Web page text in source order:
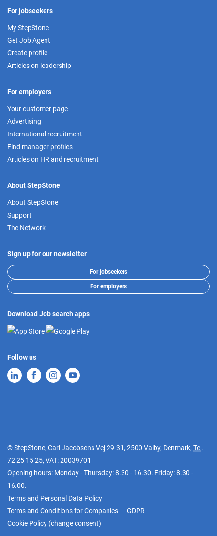
For jobseekers
My StepStone
Get Job Agent
Create profile
Articles on leadership
For employers
Your customer page
Advertising
International recruitment
Find manager profiles
Articles on HR and recruitment
About StepStone
About StepStone
Support
The Network
Sign up for our newsletter
For jobseekers
For employers
Download Job search apps
Follow us
© StepStone, Carl Jacobsens Vej 29-31, 2500 Valby, Denmark, Tel.
72 25 15 25, VAT: 20039701
Opening hours: Monday - Thursday: 8.30 - 16.30. Friday: 8.30 -
16.00.
Terms and Personal Data Policy
Terms and Conditions for Companies
GDPR
Cookie Policy (change consent)